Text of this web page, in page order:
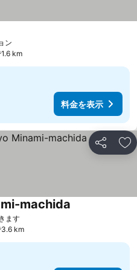
ン
km
料金を表示
シェア お
ます
machida
3.6 km